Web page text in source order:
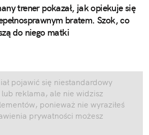
trener pokazał, jak opiekuje się
bratem. Szok, co
do niego matki
pojawić się niestandardowy
reklama, ale nie widzisz
ponieważ nie wyraziłeś
prywatności możesz